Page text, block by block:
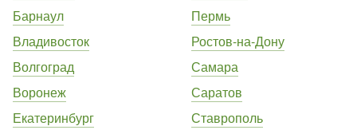
Барнаул
Владивосток
Волгоград
Воронеж
Екатеринбург
Пермь
Ростов-на-Дону
Самара
Саратов
Ставрополь